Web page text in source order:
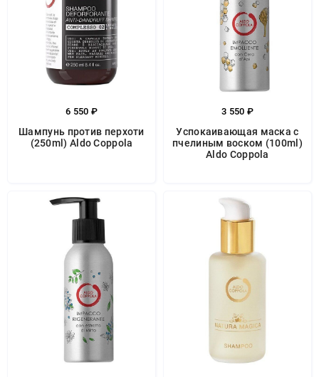
6 550 ₽
Шампунь против перхоти
(250ml) Aldo Coppola
3 550 ₽
Успокаивающая маска с
пчелиным воском (100ml)
Aldo Coppola